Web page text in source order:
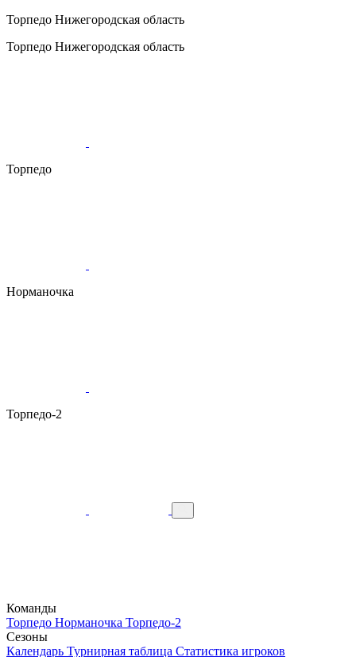
Торпедо Нижегородская область
Торпедо Нижегородская область
Торпедо
Норманочка
Торпедо-2
Команды
Торпедо Норманочка Торпедо-2
Сезоны
Календарь Турнирная таблица Статистика игроков